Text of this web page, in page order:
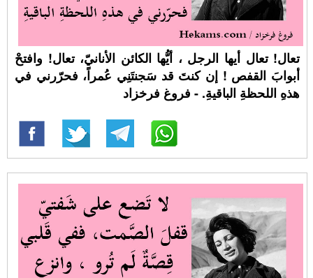
تعال! تعال أيها الرجل ، أيُّها الكائن الأنانيّ، تعال! وافتحْ
أبوابَ القفص ! إن كنتَ قد سَجنتَنِي عُمراً، فحرّرني في
هذهِ اللحظةِ الباقيةِ. - فروغ فرخزاد